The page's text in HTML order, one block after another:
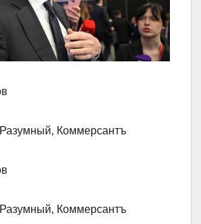
Коммерсантъ
Коммерсантъ